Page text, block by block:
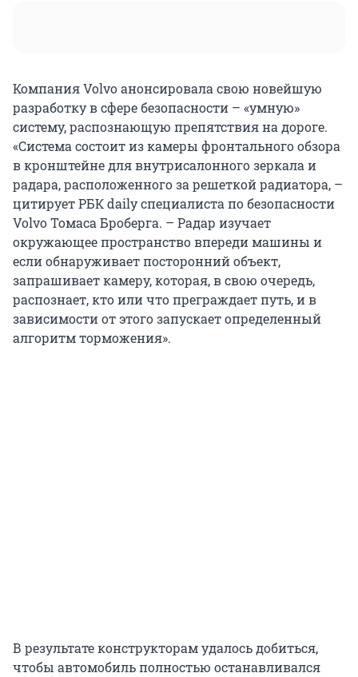
Компания Volvo анонсировала свою новейшую
разработку в сфере безопасности – «умную»
систему, распознающую препятствия на дороге.
«Система состоит из камеры фронтального обзора
в кронштейне для внутрисалонного зеркала и
радара, расположенного за решеткой радиатора, –
цитирует РБК daily специалиста по безопасности
Volvo Томаса Броберга. – Радар изучает
окружающее пространство впереди машины и
если обнаруживает посторонний объект,
запрашивает камеру, которая, в свою очередь,
распознает, кто или что преграждает путь, и в
зависимости от этого запускает определенный
алгоритм торможения».
В результате конструкторам удалось добиться,
чтобы автомобиль полностью останавливался